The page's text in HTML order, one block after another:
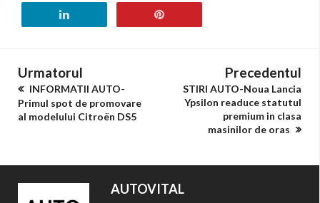
Urmatorul
INFORMATII AUTO-
Primul spot de promovare
al modelului Citroën DS5
Precedentul
STIRI AUTO-Noua Lancia
Ypsilon readuce statutul
premium in clasa
masinilor de oras
AUTOVITAL